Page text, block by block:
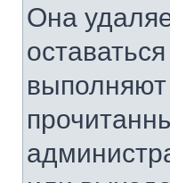
Она
выполняют